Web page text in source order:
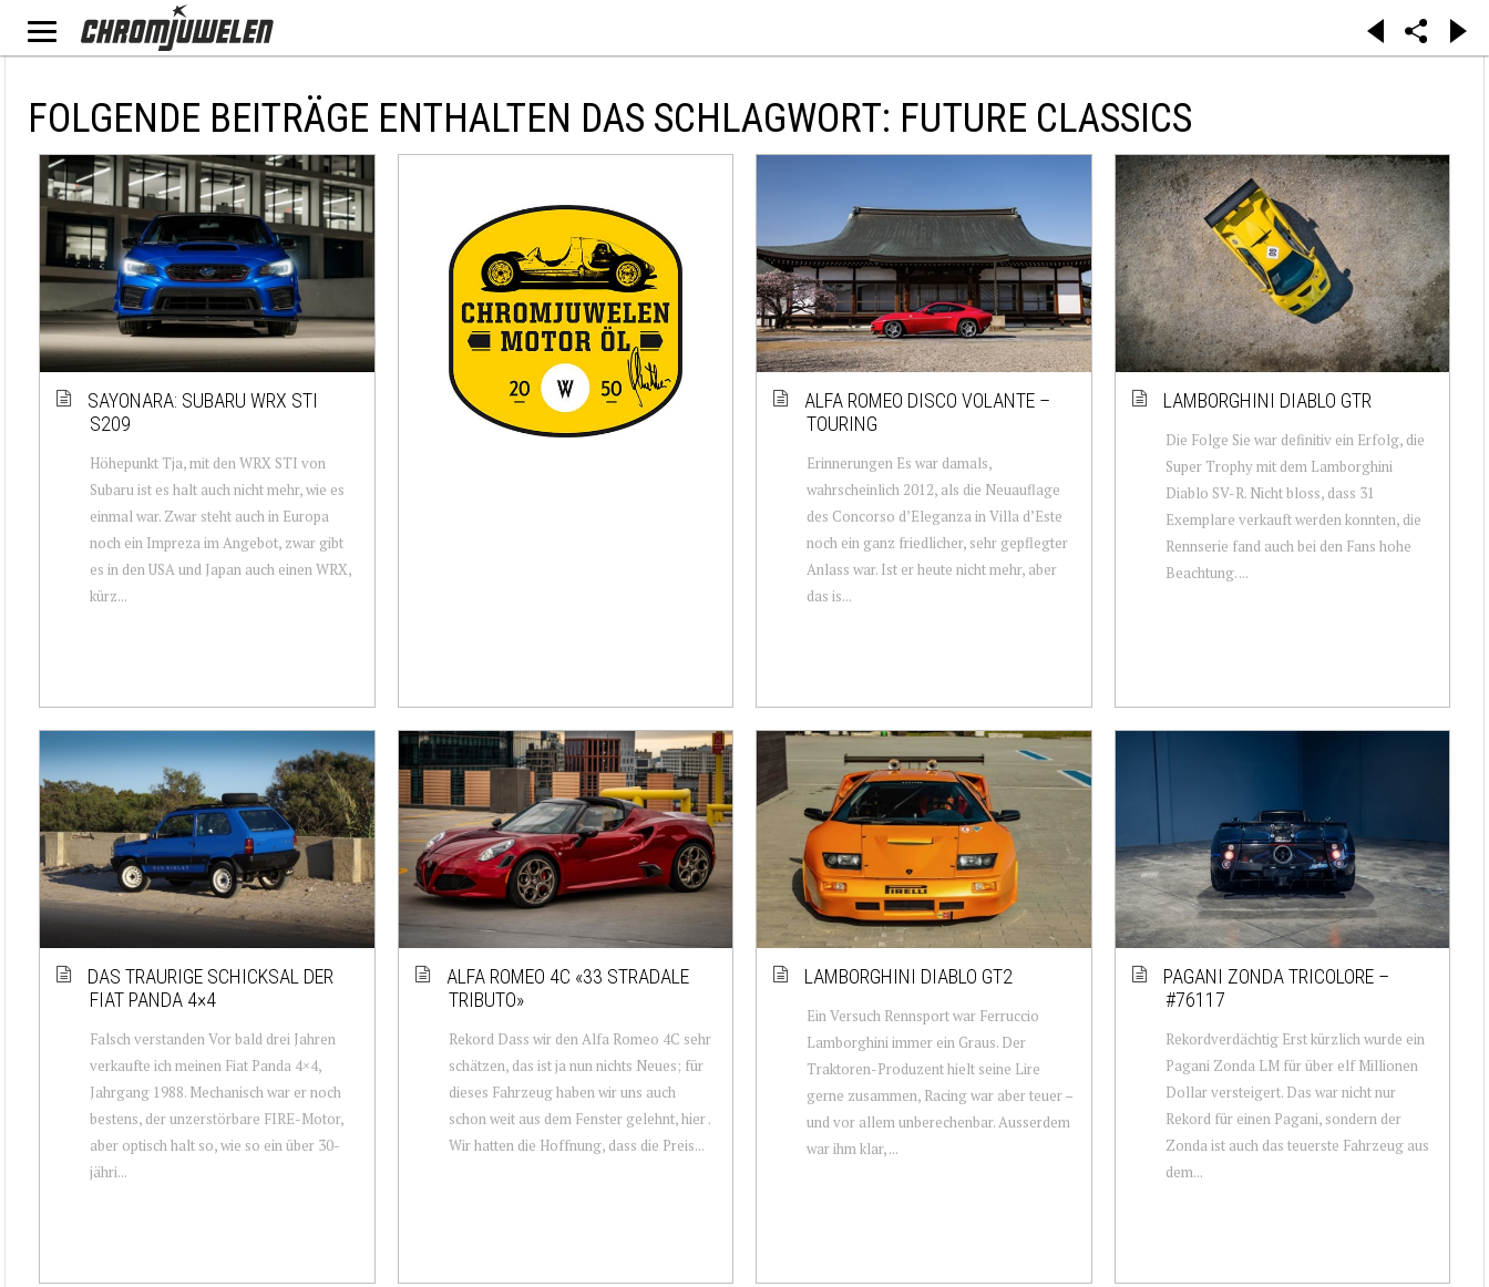
FOLGENDE BEITRÄGE ENTHALTEN DAS SCHLAGWORT: FUTURE CLASSICS
SAYONARA: SUBARU WRX STI
S209
Höhepunkt Tja, mit den WRX STI von
Subaru ist es halt auch nicht mehr, wie es
einmal war. Zwar steht auch in Europa
noch ein Impreza im Angebot, zwar gibt
es in den USA und Japan auch einen WRX,
kürz...
ALFA ROMEO DISCO VOLANTE –
TOURING
Erinnerungen Es war damals,
wahrscheinlich 2012, als die Neuauflage
des Concorso d’Eleganza in Villa d’Este
noch ein ganz friedlicher, sehr gepflegter
Anlass war. Ist er heute nicht mehr, aber
das is...
LAMBORGHINI DIABLO GTR
Die Folge Sie war definitiv ein Erfolg, die
Super Trophy mit dem Lamborghini
Diablo SV-R. Nicht bloss, dass 31
Exemplare verkauft werden konnten, die
Rennserie fand auch bei den Fans hohe
Beachtung. ...
DAS TRAURIGE SCHICKSAL DER
FIAT PANDA 4×4
Falsch verstanden Vor bald drei Jahren
verkaufte ich meinen Fiat Panda 4×4,
Jahrgang 1988. Mechanisch war er noch
bestens, der unzerstörbare FIRE-Motor,
aber optisch halt so, wie so ein über 30-
jähri...
ALFA ROMEO 4C «33 STRADALE
TRIBUTO»
Rekord Dass wir den Alfa Romeo 4C sehr
schätzen, das ist ja nun nichts Neues; für
dieses Fahrzeug haben wir uns auch
schon weit aus dem Fenster gelehnt, hier .
Wir hatten die Hoffnung, dass die Preis...
LAMBORGHINI DIABLO GT2
Ein Versuch Rennsport war Ferruccio
Lamborghini immer ein Graus. Der
Traktoren-Produzent hielt seine Lire
gerne zusammen, Racing war aber teuer –
und vor allem unberechenbar. Ausserdem
war ihm klar, ...
PAGANI ZONDA TRICOLORE –
#76117
Rekordverdächtig Erst kürzlich wurde ein
Pagani Zonda LM für über elf Millionen
Dollar versteigert. Das war nicht nur
Rekord für einen Pagani, sondern der
Zonda ist auch das teuerste Fahrzeug aus
dem...